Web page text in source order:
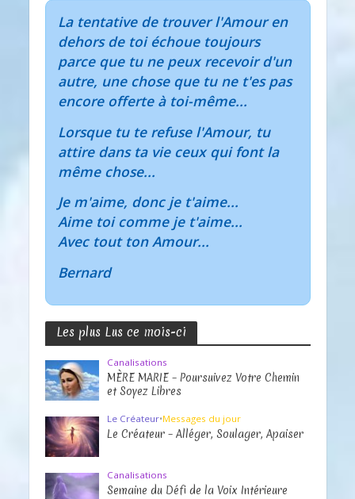
La tentative de trouver l'Amour en
dehors de toi échoue toujours
parce que tu ne peux recevoir d'un
autre, une chose que tu ne t'es pas
encore offerte à toi-même...
Lorsque tu te refuse l'Amour, tu
attire dans ta vie ceux qui font la
même chose...
Je m'aime, donc je t'aime...
Aime toi comme je t'aime...
Avec tout ton Amour...
Bernard
Les plus Lus ce mois-ci
Canalisations
MÈRE MARIE – Poursuivez Votre Chemin
et Soyez Libres
Le Créateur•Messages du jour
Le Créateur – Alléger, Soulager, Apaiser
Canalisations
Semaine du Défi de la Voix Intérieure